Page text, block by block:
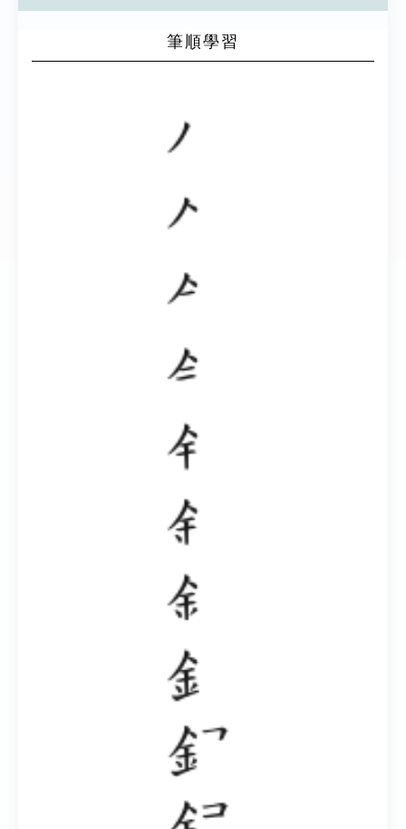
筆順學習